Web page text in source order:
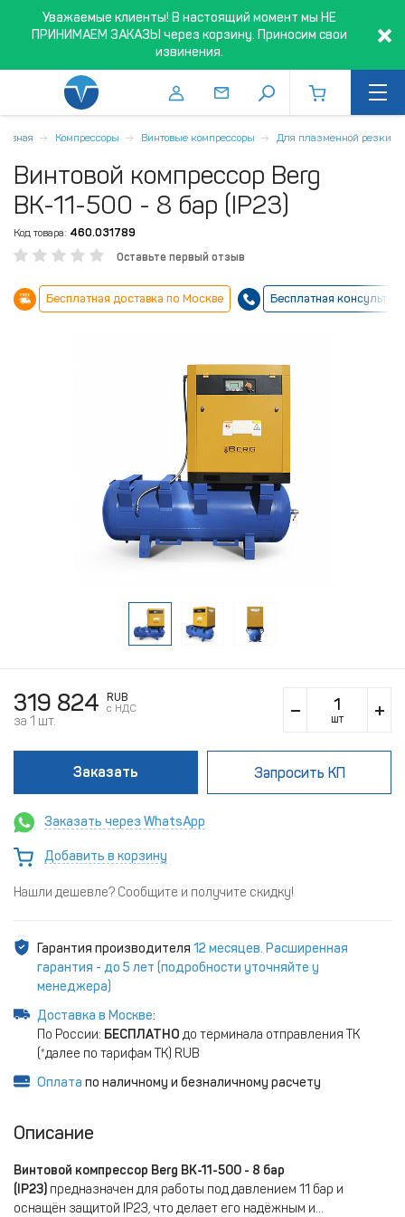
Уважаемые клиенты! В настоящий момент мы НЕ
ПРИНИМАЕМ ЗАКАЗЫ через корзину. Приносим свои
извинения.
Компрессоры Винтовые компрессоры Для плазменной резки
Винтовой компрессор Berg
ВК-11-500 - 8 бар (IP23)
Код товара: 460.031789
Оставьте первый отзыв
Бесплатная доставка по Москве Бесплатная
319 824
RUB
c НДС
за 1 шт. шт
Заказать Запросить КП
Заказать через WhatsApp
Добавить в корзину
Нашли дешевле? Сообщите и получите скидку!
Гарантия производителя 12 месяцев. Расширенная
гарантия - до 5 лет (подробности уточняйте у
менеджера)
Доставка в Москве:
По России: БЕСПЛАТНО до терминала отправления ТК
(*далее по тарифам ТК) RUB
Оплата по наличному и безналичному расчету
Описание
Винтовой компрессор Berg ВК-11-500 - 8 бар
(IP23) предназначен для работы под давлением 11 бар и
оснащён защитой IP23, что делает его надёжным и